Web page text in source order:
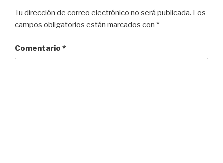
Tu dirección de correo electrónico no será publicada. Los
campos obligatorios están marcados con *
Comentario *